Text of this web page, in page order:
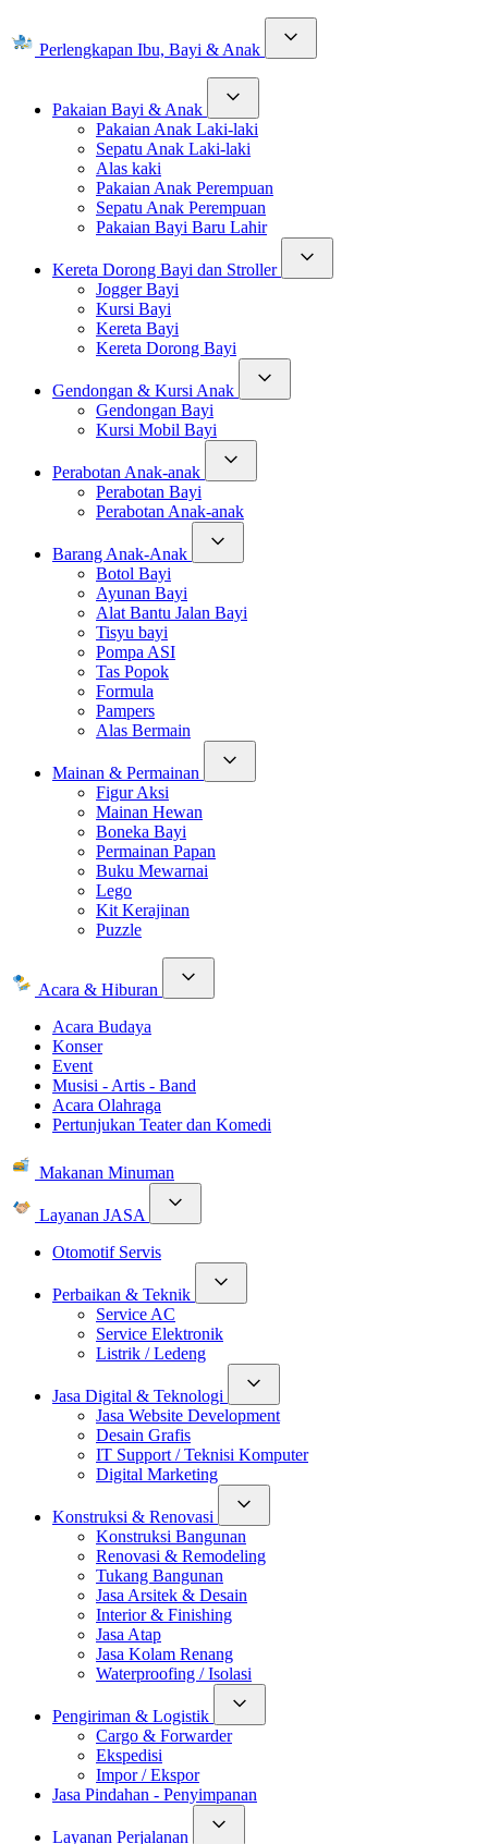
Perlengkapan Ibu, Bayi & Anak
Pakaian Bayi & Anak
Pakaian Anak Laki-laki
Sepatu Anak Laki-laki
Alas kaki
Pakaian Anak Perempuan
Sepatu Anak Perempuan
Pakaian Bayi Baru Lahir
Kereta Dorong Bayi dan Stroller
Jogger Bayi
Kursi Bayi
Kereta Bayi
Kereta Dorong Bayi
Gendongan & Kursi Anak
Gendongan Bayi
Kursi Mobil Bayi
Perabotan Anak-anak
Perabotan Bayi
Perabotan Anak-anak
Barang Anak-Anak
Botol Bayi
Ayunan Bayi
Alat Bantu Jalan Bayi
Tisyu bayi
Pompa ASI
Tas Popok
Formula
Pampers
Alas Bermain
Mainan & Permainan
Figur Aksi
Mainan Hewan
Boneka Bayi
Permainan Papan
Buku Mewarnai
Lego
Kit Kerajinan
Puzzle
Acara & Hiburan
Acara Budaya
Konser
Event
Musisi - Artis - Band
Acara Olahraga
Pertunjukan Teater dan Komedi
Makanan Minuman
Layanan JASA
Otomotif Servis
Perbaikan & Teknik
Service AC
Service Elektronik
Listrik / Ledeng
Jasa Digital & Teknologi
Jasa Website Development
Desain Grafis
IT Support / Teknisi Komputer
Digital Marketing
Konstruksi & Renovasi
Konstruksi Bangunan
Renovasi & Remodeling
Tukang Bangunan
Jasa Arsitek & Desain
Interior & Finishing
Jasa Atap
Jasa Kolam Renang
Waterproofing / Isolasi
Pengiriman & Logistik
Cargo & Forwarder
Ekspedisi
Impor / Ekspor
Jasa Pindahan - Penyimpanan
Layanan Perjalanan